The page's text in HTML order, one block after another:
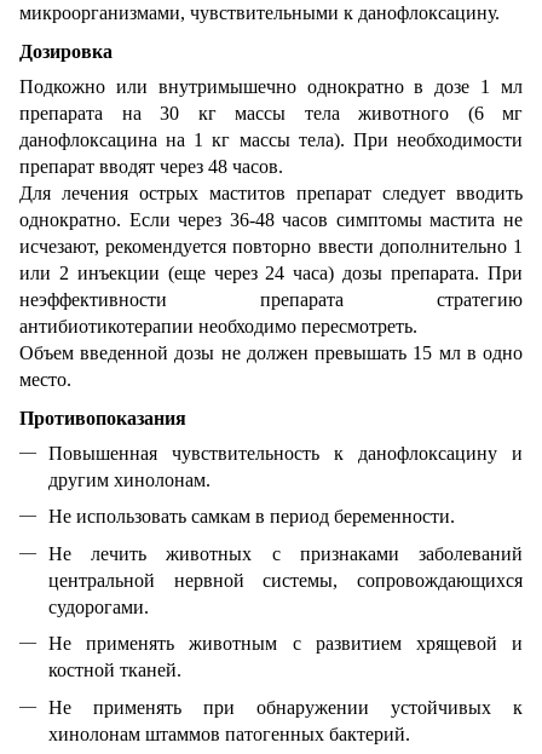
микроорганизмами, чувствительными к данофлоксацину.
Дозировка
Подкожно или внутримышечно однократно в дозе 1 мл
препарата на 30 кг массы тела животного (6 мг
данофлоксацина на 1 кг массы тела). При необходимости
препарат вводят через 48 часов.
Для лечения острых маститов препарат следует вводить
однократно. Если через 36-48 часов симптомы мастита не
исчезают, рекомендуется повторно ввести дополнительно 1
или 2 инъекции (еще через 24 часа) дозы препарата. При
неэффективности препарата стратегию
антибиотикотерапии необходимо пересмотреть.
Объем введенной дозы не должен превышать 15 мл в одно
место.
Противопоказания
Повышенная чувствительность к данофлоксацину и
другим хинолонам.
Не использовать самкам в период беременности.
Не лечить животных с признаками заболеваний
центральной нервной системы, сопровождающихся
судорогами.
Не применять животным с развитием хрящевой и
костной тканей.
Не применять при обнаружении устойчивых к
хинолонам штаммов патогенных бактерий.